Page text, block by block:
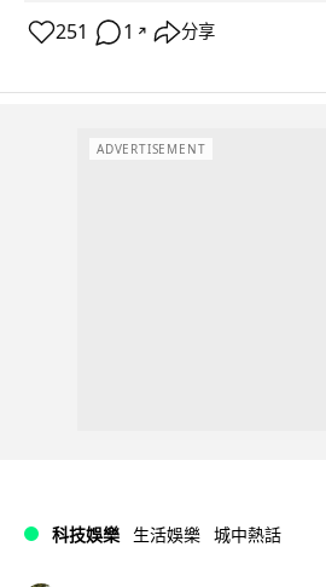
251 1 ↗ 分享
ADVERTISEMENT
科技娛樂 生活娛樂 城中熱話